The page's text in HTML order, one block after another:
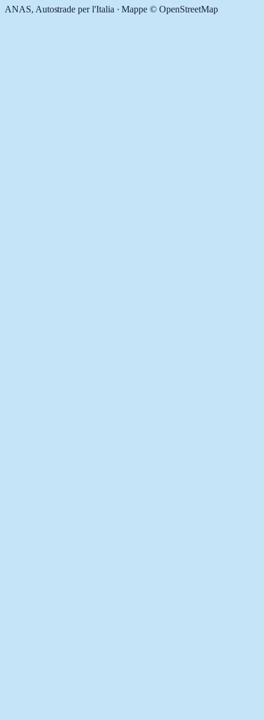
ANAS, Autostrade per l'Italia · Mappe © OpenStreetMap